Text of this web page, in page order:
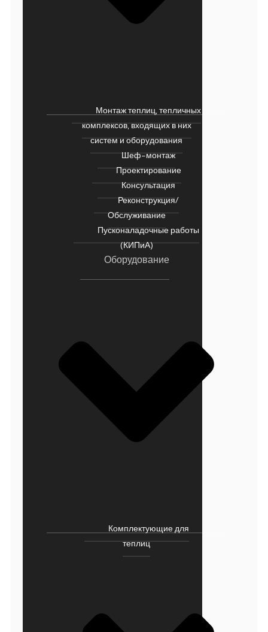
Монтаж теплиц, тепличных
комплексов, входящих в них
систем и оборудования
Шеф-монтаж
Проектирование
Консультация
Реконструкция/
Обслуживание
Пусконаладочные работы
(КИПиА)
Оборудование
Комплектующие для
теплиц